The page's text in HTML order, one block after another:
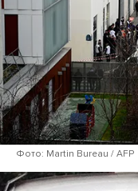
Фото: Martin Bureau / AFP